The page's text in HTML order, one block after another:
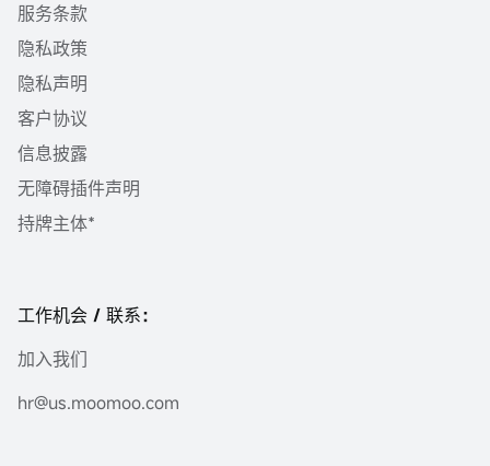
服务条款
隐私政策
隐私声明
客户协议
信息披露
无障碍插件声明
持牌主体*
工作机会 / 联系：
加入我们
hr@us.moomoo.com